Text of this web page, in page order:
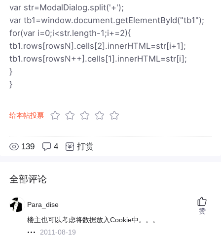
var str=ModalDialog.split('+');
var tb1=window.document.getElementById("tb1");
for(var i=0;i<str.length-1;i+=2){
tb1.rows[rowsN].cells[2].innerHTML=str[i+1];
tb1.rows[rowsN++].cells[1].innerHTML=str[i];
}
}
给本帖投票
139 4 打赏
全部评论
Para_dise
楼主也可以考虑将数据放入Cookie中。。。
2011-08-19
赞